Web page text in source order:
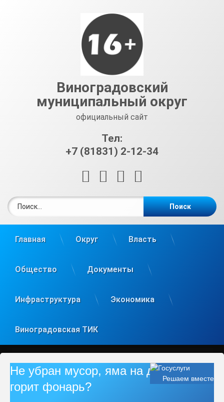
Виноградовский
муниципальный округ
официальный сайт
Тел:
+7 (81831) 2-12-34
RSS E-mailВКонтакте
Главная Округ Власть
Общество Документы
Инфраструктура Экономика
Виноградовская ТИК
Решаем вместе
Не убран мусор, яма на дороге, не
горит фонарь?